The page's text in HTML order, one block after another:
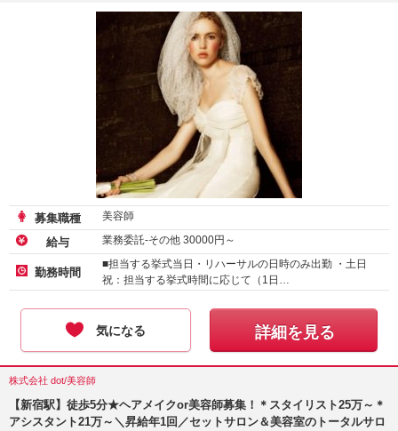
募集職種 美容師
給与 業務委託-その他 30000円～
勤務時間
■担当する挙式当日・リハーサルの日時のみ出勤 ・土日
祝：担当する挙式時間に応じて（1日…
気になる 詳細を見る
株式会社 dot/美容師
【新宿駅】徒歩5分★ヘアメイクor美容師募集！＊スタイリスト25万～＊
アシスタント21万～＼昇給年1回／セットサロン＆美容室のトータルサロ